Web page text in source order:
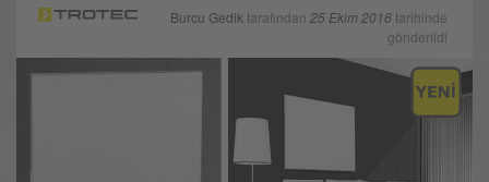
Burcu Gedik tarafından 25 Ekim 2016tarihinde
gönderildi